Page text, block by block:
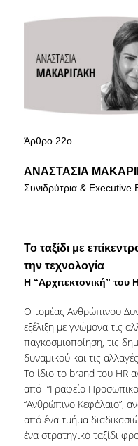
ΤΜΗΜΑ
ΤΜΗΜΑ
ΦΟΡΜΑ
ΑΠΟΦΟΙΤΟΙ
HR STORIES
ΕΡΓΑΣΤΗΡΙΟ
HR CASE
ΠΡΟΣΩΠΙΚΟ
Άρθρο 22ο
ΑΝΑΣΤΑΣΙΑ
Συνιδρύτρια &
Το ταξίδι με
την τεχνολογία
Η “Αρχιτεκτονική” του
Ο τομέας Ανθρώπινου
εξέλιξη με γνώμονα τις
παγκοσμιοποίηση, τις
δυναμικού και τις
Το ίδιο το brand του HR
από “Γραφείο
“Ανθρώπινο Κεφάλαιο”,
από ένα τμήμα
ένα στρατηγικό ταξίδι